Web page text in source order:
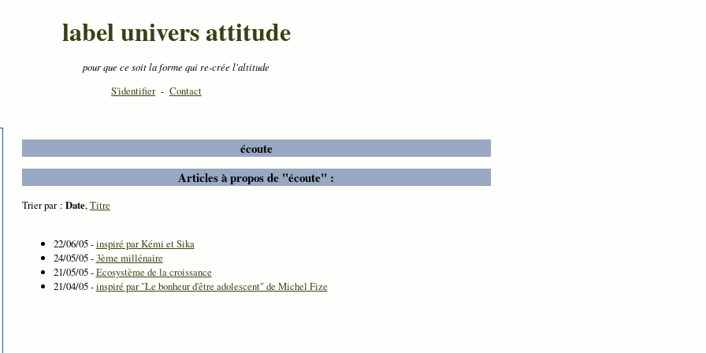
label univers attitude
pour que ce soit la forme qui re-crée l'altitude
S'identifier - Contact
écoute
Articles à propos de "écoute" :
Trier par : Date,Titre
22/06/05 -inspiré par Kémi et Sika
24/05/05 -3ème millénaire
21/05/05 -Ecosystème de la croissance
21/04/05 -inspiré par "Le bonheur d'être adolescent" de Michel Fize